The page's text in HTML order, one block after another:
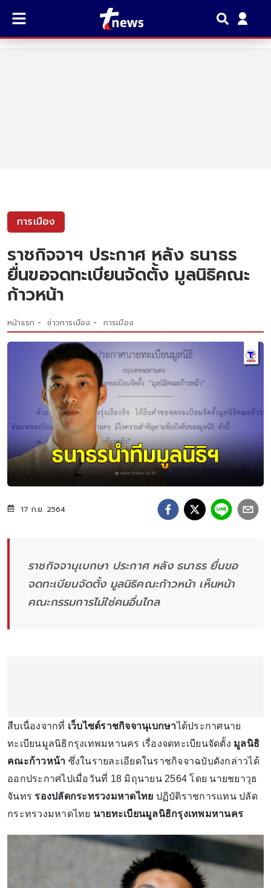
การเมือง
ราชกิจจาฯ ประกาศ หลัง ธนาธร
ยื่นขอจดทะเบียนจัดตั้ง มูลนิธิคณะ
ก้าวหน้า
หน้าแรก ข่าวการเมือง การเมือง
17 ก.ย. 2564
ราชกิจจานุเบกษา ประกาศ หลัง ธนาธร ยื่นขอ
จดทะเบียนจัดตั้ง มูลนิธิคณะก้าวหน้า เห็นหน้า
คณะกรรมการไม่ใช่คนอื่นไกล
สืบเนื่องจากที่ เว็บไซต์ราชกิจจานุเบกษาได้ประกาศนาย
ทะเบียนมูลนิธิกรุงเทพมหานคร เรื่องจดทะเบียนจัดตั้ง มูลนิธิ
คณะก้าวหน้า ซึ่งในรายละเอียดในราชกิจจาฉบับดังกล่าวได้
ออกประกาศไปเมื่อวันที่ 18 มิถุนายน 2564 โดย นายชยาวุธ
จันทร รองปลัดกระทรวงมหาดไทย ปฏิบัติราชการแทน ปลัด
กระทรวงมหาดไทย นายทะเบียนมูลนิธิกรุงเทพมหานคร